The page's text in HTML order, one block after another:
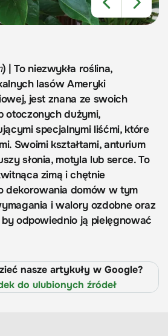
) | To niezwykła roślina,
lasów Ameryki
jest znana ze swoich
otoczonych dużymi,
specjalnymi liśćmi, które
Swoimi kształtami, anturium
słonia, motyla lub serce. To
zimą i chętnie
dekorowania domów w tym
i walory ozdobne oraz
odpowiednio ją pielęgnować
nasze artykuły w Google?
do ulubionych źródeł